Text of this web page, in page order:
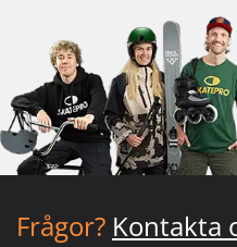
Frågor? Kontakta